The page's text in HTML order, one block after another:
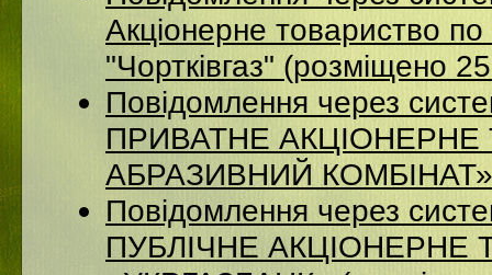
Акціонерне товариство по
"Чортківгаз" (розміщено
Повідомлення через
ПРИВАТНЕ
АБРАЗИВНИЙ КОМБІНАТ»
Повідомлення через
ПУБЛІЧНЕ